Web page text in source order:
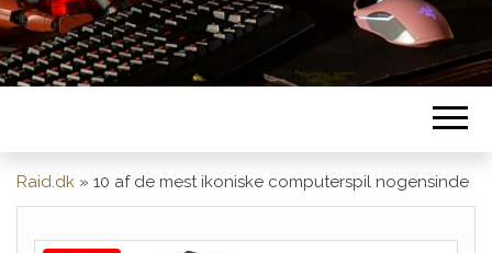
Raid.dk » 10 af de mest ikoniske computerspil nogensinde